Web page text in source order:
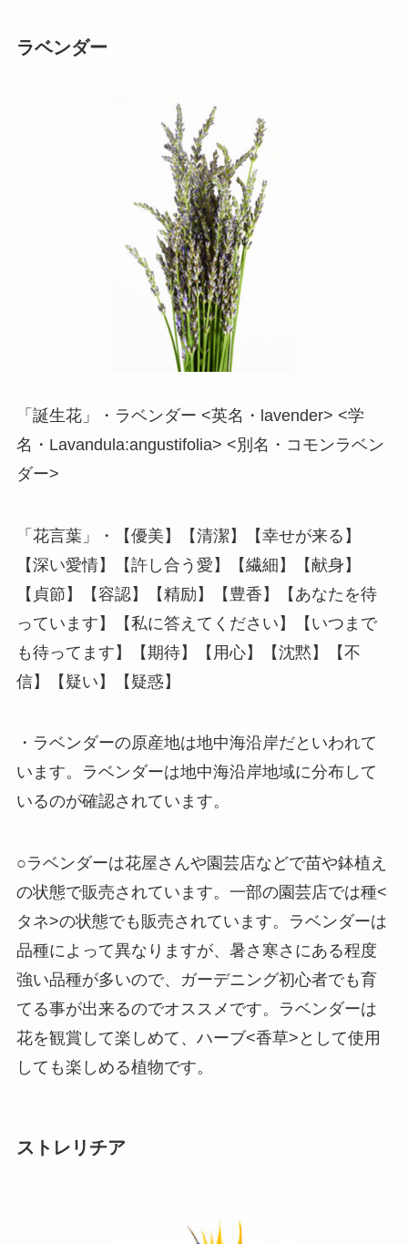
ラベンダー
「誕生花」・ラベンダー <英名・lavender> <学
名・Lavandula:angustifolia> <別名・コモンラベン
ダー>
「花言葉」・【優美】【清潔】【幸せが来る】
【深い愛情】【許し合う愛】【繊細】【献身】
【貞節】【容認】【精励】【豊香】【あなたを待
っています】【私に答えてください】【いつまで
も待ってます】【期待】【用心】【沈黙】【不
信】【疑い】【疑惑】
・ラベンダーの原産地は地中海沿岸だといわれて
います。ラベンダーは地中海沿岸地域に分布して
いるのが確認されています。
○ラベンダーは花屋さんや園芸店などで苗や鉢植え
の状態で販売されています。一部の園芸店では種<
タネ>の状態でも販売されています。ラベンダーは
品種によって異なりますが、暑さ寒さにある程度
強い品種が多いので、ガーデニング初心者でも育
てる事が出来るのでオススメです。ラベンダーは
花を観賞して楽しめて、ハーブ<香草>として使用
しても楽しめる植物です。
ストレリチア